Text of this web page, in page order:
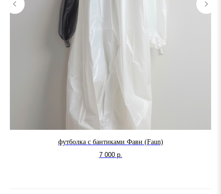
футболка с бантиками Фавн (Faun)
7 000 р.